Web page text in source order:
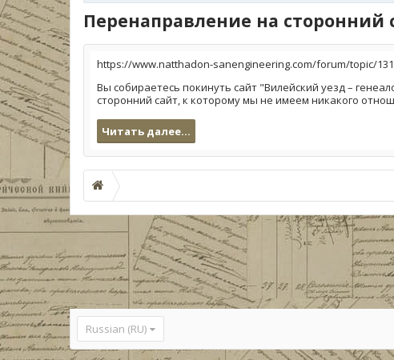
Перенаправление на сторонний
https://www.natthadon-sanengineering.com/forum/topic/
Вы собираетесь покинуть сайт "Вилейский уезд –
сторонний сайт, к которому мы не имеем никакого
Читать далее...
Russian (RU)